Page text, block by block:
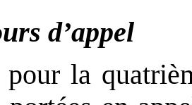
d’appel
la